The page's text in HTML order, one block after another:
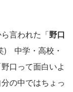
言われた「野口
　中学・高校・
口って面白いよ
の中ではちょっ